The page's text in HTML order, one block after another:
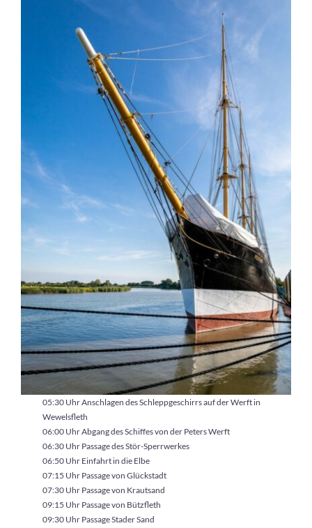
05:30 Uhr Anschlagen des Schleppgeschirrs auf der Werft in
Wewelsfleth
06:00 Uhr Abgang des Schiffes von der Peters Werft
06:30 Uhr Passage des Stör-Sperrwerkes
06:50 Uhr Einfahrt in die Elbe
07:15 Uhr Passage von Glückstadt
07:30 Uhr Passage von Krautsand
09:15 Uhr Passage von Bützfleth
09:30 Uhr Passage Stader Sand